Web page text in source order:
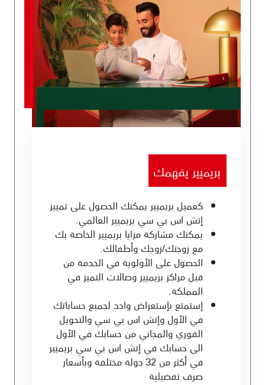
بريميير يفهمك
كعميل بريميير يمكنك الحصول على تمييز
إتش اس بي سي بريميير العالمي.
يمكنك مشاركة مزايا بريميير الخاصة بك
مع زوجتك/زوجك وأطفالك.
الحصول على الأولوية في الخدمة من
قبل مراكز بريميير وصالات التميز في
المملكة.
إستمتع بإستعراض واحد لجميع حساباتك
في الأول وإتش اس بي سي والتحويل
الفوري والمجاني من حسابك في الأول
الى حسابك في إتش اس بي سي بريميير
في أكثر من 32 دولة مختلفة وبأسعار
صرف تفضيلية